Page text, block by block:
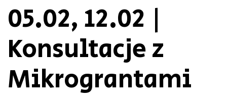
05.02, 12.02 |
Konsultacje z
Mikrograntami